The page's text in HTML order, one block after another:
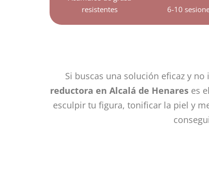
resistentes
6-10
Si buscas una solución eficaz y
reductora en Alcalá de Henareses
esculpir tu figura, tonificar la piel y